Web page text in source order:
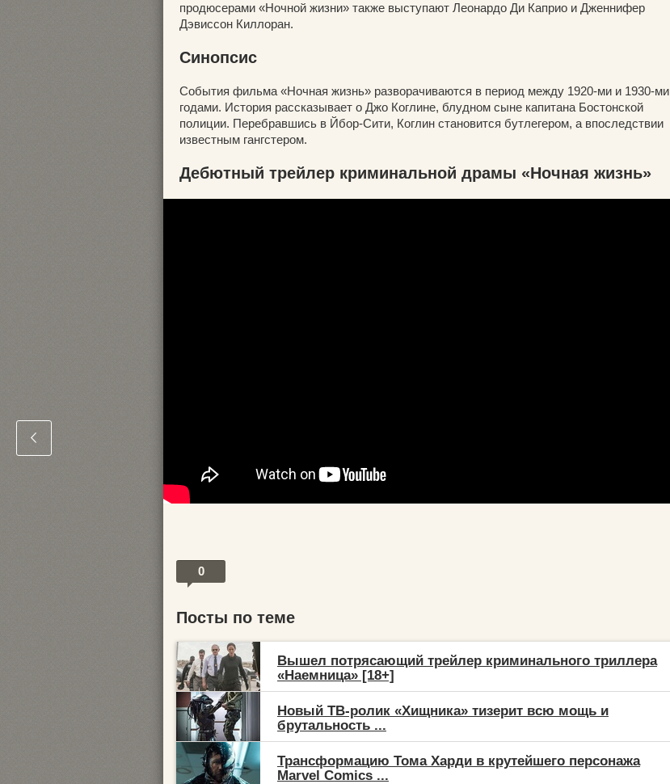
продюсерами «Ночной жизни» также выступают Леонардо Ди Каприо и Дженнифер
Дэвиссон Киллоран.
Синопсис
События фильма «Ночная жизнь» разворачиваются в период между 1920-ми и 1930-ми
годами. История рассказывает о Джо Коглине, блудном сыне капитана Бостонской
полиции. Перебравшись в Йбор-Сити, Коглин становится бутлегером, а впоследствии
известным гангстером.
Дебютный трейлер криминальной драмы «Ночная жизнь»
0
Посты по теме
Вышел потрясающий трейлер криминального триллера
«Наемница» [18+]
Новый ТВ-ролик «Хищника» тизерит всю мощь и
брутальность ...
Трансформацию Тома Харди в крутейшего персонажа
Marvel Comics ...